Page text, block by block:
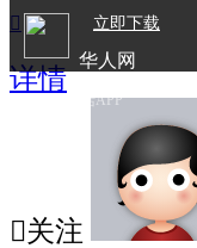
立即下载
华人网
欧洲华人生活APP

详情
关注